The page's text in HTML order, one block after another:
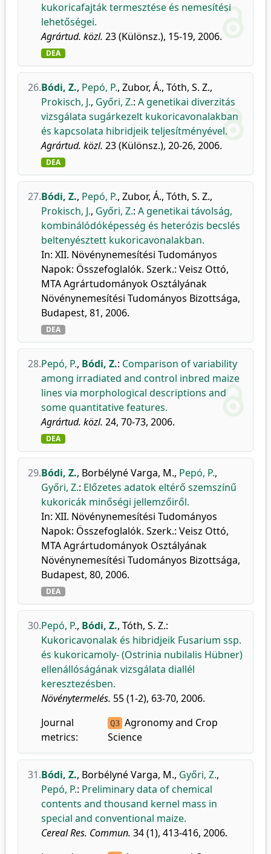
kukoricafajták termesztése és nemesítési
lehetőségei.
Agrártud. közl. 23 (Különsz.), 15-19, 2006.
DEA
26.Bódi, Z., Pepó, P., Zubor, Á., Tóth, S. Z.,
Prokisch, J., Győri, Z.: A genetikai diverzitás
vizsgálata sugárkezelt kukoricavonalakban
és kapcsolata hibridjeik teljesítményével.
Agrártud. közl. 23 (Különsz.), 20-26, 2006.
DEA
27.Bódi, Z., Pepó, P., Zubor, Á., Tóth, S. Z.,
Prokisch, J., Győri, Z.: A genetikai távolság,
kombinálódóképesség és heterózis becslés
beltenyésztett kukoricavonalakban.
In: XII. Növénynemesítési Tudományos
Napok: Összefoglalók. Szerk.: Veisz Ottó,
MTA Agrártudományok Osztályának
Növénynemesítési Tudományos Bizottsága,
Budapest, 81, 2006.
DEA
28.Pepó, P., Bódi, Z.: Comparison of variability
among irradiated and control inbred maize
lines via morphological descriptions and
some quantitative features.
Agrártud. közl. 24, 70-73, 2006.
DEA
29.Bódi, Z., Borbélyné Varga, M., Pepó, P.,
Győri, Z.: Előzetes adatok eltérő szemszínű
kukoricák minőségi jellemzőiről.
In: XII. Növénynemesítési Tudományos
Napok: Összefoglalók. Szerk.: Veisz Ottó,
MTA Agrártudományok Osztályának
Növénynemesítési Tudományos Bizottsága,
Budapest, 80, 2006.
DEA
30.Pepó, P., Bódi, Z., Tóth, S. Z.:
Kukoricavonalak és hibridjeik Fusarium ssp.
és kukoricamoly- (Ostrinia nubilalis Hübner)
ellenállóságának vizsgálata diallél
keresztezésben.
Növénytermelés. 55 (1-2), 63-70, 2006.
Journal
metrics:
Q3 Agronomy and Crop
Science
31.Bódi, Z., Borbélyné Varga, M., Győri, Z.,
Pepó, P.: Preliminary data of chemical
contents and thousand kernel mass in
special and conventional maize.
Cereal Res. Commun. 34 (1), 413-416, 2006.